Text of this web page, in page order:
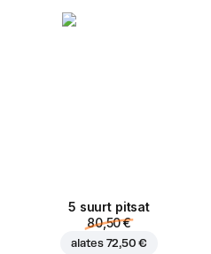
5 suurt pitsat
80,50 €
alates 72,50 €